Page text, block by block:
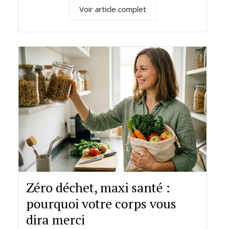
Voir article complet
Zéro déchet, maxi santé :
pourquoi votre corps vous
dira merci